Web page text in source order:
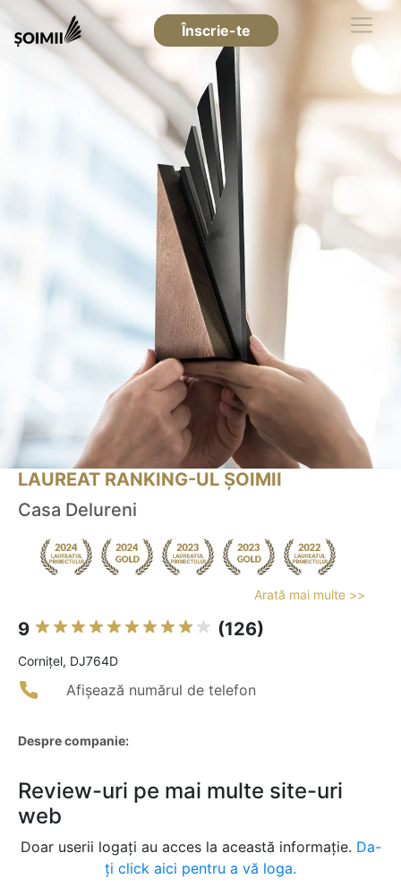
Înscrie-te
LAUREAT RANKING-UL ȘOIMII
Casa Delureni
Arată mai multe >>
9 (126)
Corniţel, DJ764D
Afișează numărul de telefon
Despre companie:
Review-uri pe mai multe site-uri
web
Doar userii logați au acces la această informație. Da-
ți click aici pentru a vă loga.